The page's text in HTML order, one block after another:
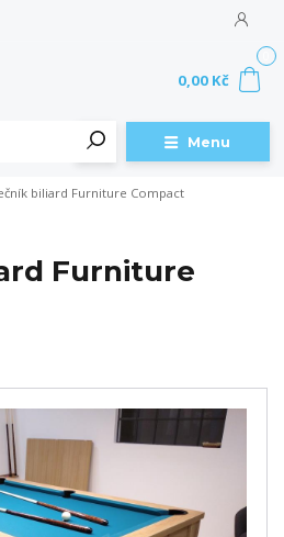
Menu
0,00 Kč
biliard Furniture Compact
Furniture